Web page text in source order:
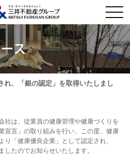
れ、「銀の認定」を取得いたしまし
社は、従業員の健康管理や健康づくりを
宣言」の取り組みを行い、この度、健康
り
「健康優良企業」 として認定され、
したのでお知らせいたします。